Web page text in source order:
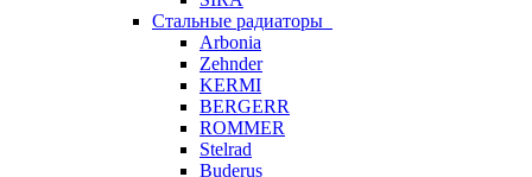
Стальные радиаторы
Arbonia
Zehnder
KERMI
BERGERR
ROMMER
Stelrad
Buderus